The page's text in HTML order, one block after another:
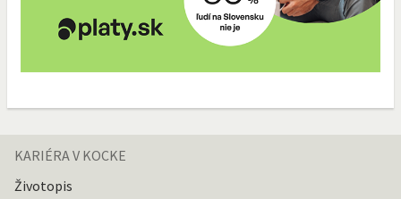
KARIÉRA V KOCKE
Životopis